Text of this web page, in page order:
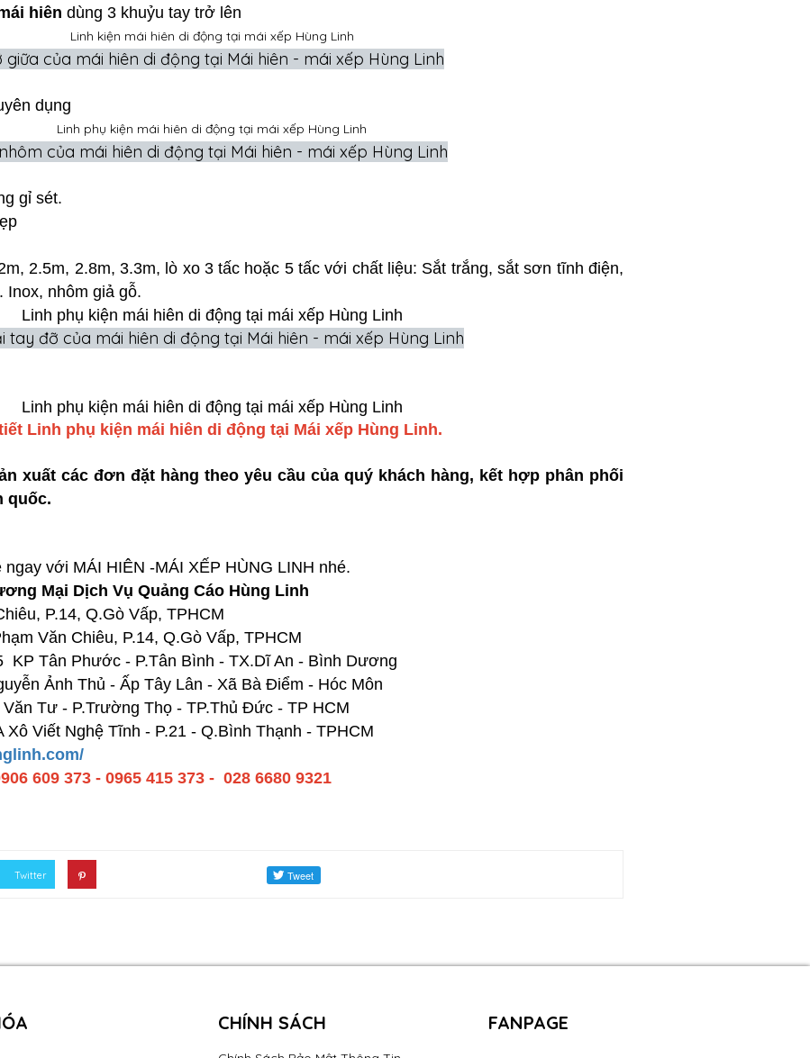
hiên dùng 3 khuỷu tay trở lên
giữa của mái hiên di động tại Mái hiên - mái xếp Hùng Linh
dụng
của mái hiên di động tại Mái hiên - mái xếp Hùng Linh
gỉ sét.
2.5m, 2.8m, 3.3m, lò xo 3 tấc hoặc 5 tấc với chất liệu: Sắt trắng, sắt sơn tĩnh điện,
Inox, nhôm giả gỗ.
tay đỡ của mái hiên di động tại Mái hiên - mái xếp Hùng Linh
Linh phụ kiện mái hiên di động tại Mái xếp Hùng Linh.
xuất các đơn đặt hàng theo yêu cầu của quý khách hàng, kết hợp phân phối
quốc.
với MÁI HIÊN -MÁI XẾP HÙNG LINH nhé.
Mại Dịch Vụ Quảng Cáo Hùng Linh
P.14, Q.Gò Vấp, TPHCM
Văn Chiêu, P.14, Q.Gò Vấp, TPHCM
KP Tân Phước - P.Tân Bình - TX.Dĩ An - Bình Dương
Ảnh Thủ - Ấp Tây Lân - Xã Bà Điểm - Hóc Môn
Tư - P.Trường Thọ - TP.Thủ Đức - TP HCM
Viết Nghệ Tĩnh - P.21 - Q.Bình Thạnh - TPHCM
609 373 - 0965 415 373 - 028 6680 9321
Twitter
CHÍNH SÁCH FANPAGE